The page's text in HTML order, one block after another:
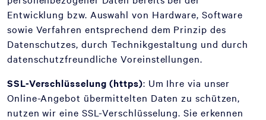
Entwicklung bzw. Auswahl von Hardware, Software
sowie Verfahren entsprechend dem Prinzip des
Datenschutzes, durch Technikgestaltung und durch
datenschutzfreundliche Voreinstellungen.
SSL-Verschlüsselung (https): Um Ihre via unser
Online-Angebot übermittelten Daten zu schützen,
nutzen wir eine SSL-Verschlüsselung. Sie erkennen